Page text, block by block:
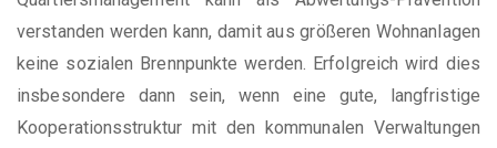
verstanden werden kann, damit aus größeren Wohnanlagen
keine sozialen Brennpunkte werden. Erfolgreich wird dies
insbesondere dann sein, wenn eine gute, langfristige
Kooperationsstruktur mit den kommunalen Verwaltungen